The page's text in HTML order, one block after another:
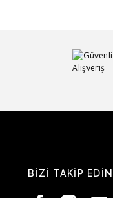
BİZİ TAKİP EDİN